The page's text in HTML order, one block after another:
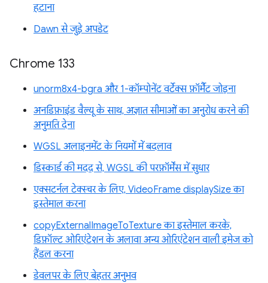
हटाना
Dawn से जुड़े अपडेट
Chrome 133
unorm8x4-bgra और 1-कॉम्पोनेंट वर्टेक्स फ़ॉर्मैट जोड़ना
अनडिफ़ाइंड वैल्यू के साथ, अज्ञात सीमाओं का अनुरोध करने की
अनुमति देना
WGSL अलाइनमेंट के नियमों में बदलाव
डिस्कार्ड की मदद से, WGSL की परफ़ॉर्मेंस में सुधार
एक्सटर्नल टेक्स्चर के लिए, VideoFrame displaySize का
इस्तेमाल करना
copyExternalImageToTexture का इस्तेमाल करके,
डिफ़ॉल्ट ओरिएंटेशन के अलावा अन्य ओरिएंटेशन वाली इमेज को
हैंडल करना
डेवलपर के लिए बेहतर अनुभव